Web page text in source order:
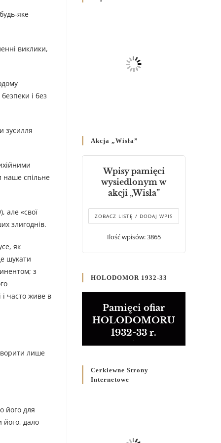
яке
виклики,
і без
зусилля
наше спільне
але «свої
злигоднів.
як
шукати
з
і часто живе в
лише
його для
його, дало
Родин
Справ Молоді та встановленя
складу Катихитичної Комісії
днях 2-12 липня 2024 р.”
Декрет єпископів
Перемисько-Варшавської
Митрополії стосовно
звершування Божественної
літургії
Булла проголошення
Розпорядження
Преосвященнішого Владики
Кир Володимира Р. Ющака
про вживання друкованих
книг на публічних
богослужіннях
Akcja „Wisła”
Wpisy pamięci
wysiedlonym w
akcji „Wisła”
ZOBACZ LISTĘ / DODAJ WPIS
Ilość wpisów: 3865
HOLODOMOR 1932-33
Pamięci ofiar
HOLODOMORU
1932-33 r.
Cerkiewne Strony
Internetowe